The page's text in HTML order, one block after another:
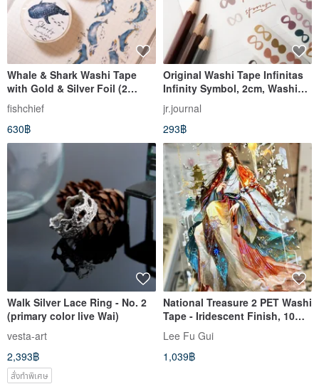
Whale & Shark Washi Tape
with Gold & Silver Foil (2
Rolls) 25mm Width, 10m
Length
fishchief
630฿
Original Washi Tape Infinitas
Infinity Symbol, 2cm, Washi
Paper, UV, with Backing Paper
jr.journal
293฿
Walk Silver Lace Ring - No. 2
(primary color live Wai)
vesta-art
2,393฿
สั่งทำพิเศษ
National Treasure 2 PET Washi
Tape - Iridescent Finish, 10m
Roll
Lee Fu Gui
1,039฿